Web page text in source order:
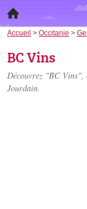
Accueil > Occitanie >
BC Vins
Découvrez "BC Vins",
Jourdain.